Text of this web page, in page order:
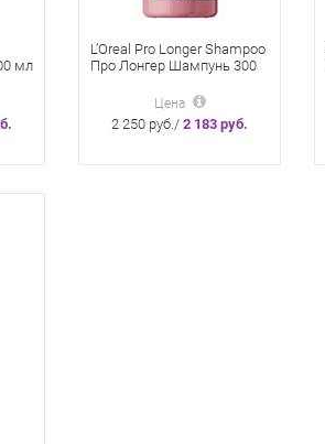
мл
L’Oreal Pro Longer Shampoo
Про Лонгер Шампунь 300
Цена
2 250 руб./2 183 руб.